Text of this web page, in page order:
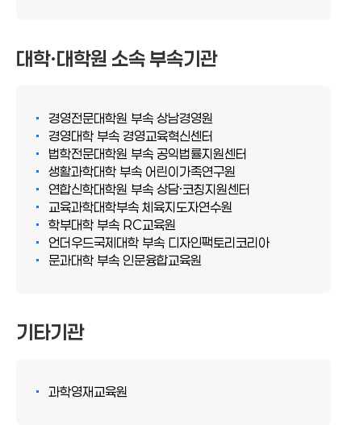
대학·대학원 소속 부속기관
경영전문대학원 부속 상남경영원
경영대학 부속 경영교육혁신센터
법학전문대학원 부속 공익법률지원센터
생활과학대학 부속 어린이가족연구원
연합신학대학원 부속 상담·코칭지원센터
교육과학대학부속 체육지도자연수원
학부대학 부속 RC교육원
언더우드국제대학 부속 디자인팩토리코리아
문과대학 부속 인문융합교육원
기타기관
과학영재교육원